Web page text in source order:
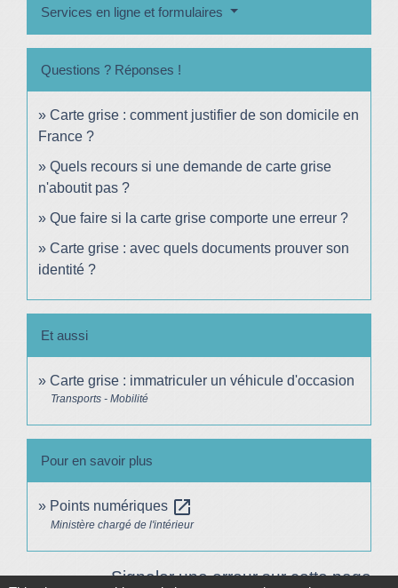
Services en ligne et formulaires
Questions ? Réponses !
Carte grise : comment justifier de son domicile en
France ?
Quels recours si une demande de carte grise
n'aboutit pas ?
Que faire si la carte grise comporte une erreur ?
Carte grise : avec quels documents prouver son
identité ?
Et aussi
Carte grise : immatriculer un véhicule d'occasion
Transports - Mobilité
Pour en savoir plus
Points numériques open_in_new
Ministère chargé de l'intérieur
Signaler une erreur sur cette page